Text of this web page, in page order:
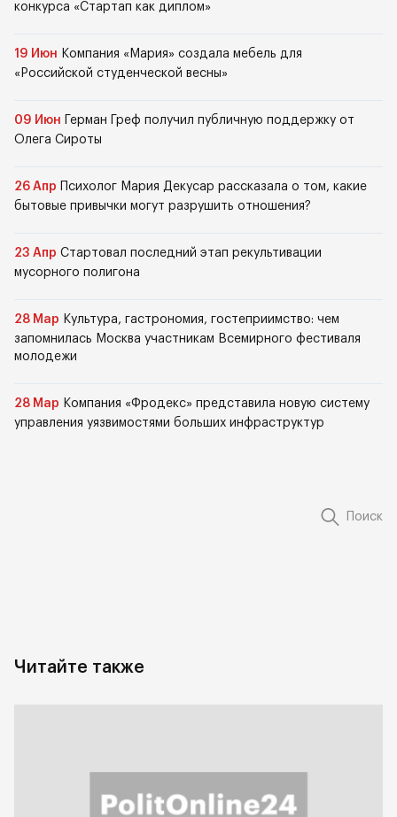
конкурса «Стартап как диплом»
19 Июн Компания «Мария» создала мебель для
«Российской студенческой весны»
09 Июн
Герман Греф получил публичную поддержку от
Олега Сироты
26 Апр
Психолог Мария Декусар рассказала о том, какие
бытовые привычки могут разрушить отношения?
23 Апр Стартовал последний этап рекультивации
мусорного полигона
28 Мар Культура, гастрономия, гостеприимство: чем
запомнилась Москва участникам Всемирного фестиваля
молодежи
28 Мар Компания «Фродекс» представила новую систему
управления уязвимостями больших инфраструктур
Поиск
Читайте также